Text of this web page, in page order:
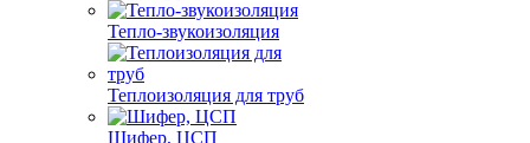
Тепло-звукоизоляция
Теплоизоляция для труб
Шифер, ЦСП